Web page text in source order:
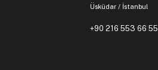
Üsküdar / İstanbul
+90 216 553 66 55